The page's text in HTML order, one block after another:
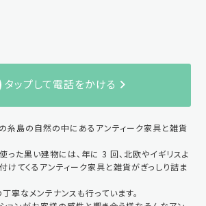
タップして電話をかける
糸島の自然の中にあるアンティーク家具と雑貨
った黒い建物には、年に 3 回、北欧やイギリスよ
けてくるアンティーク家具と雑貨がぎっしり詰ま
寧なメンテナンスも行っています。